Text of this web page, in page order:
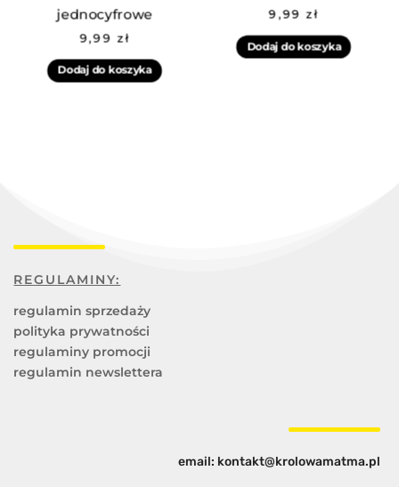
jednocyfrowe
9,99zł
Dodaj do koszyka
9,99zł
Dodaj do koszyka
REGULAMINY:
regulamin sprzedaży
polityka prywatności
regulaminy promocji
regulamin newslettera
email: kontakt@krolowamatma.pl